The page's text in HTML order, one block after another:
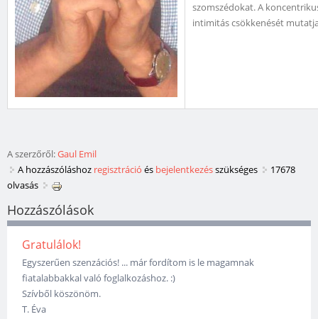
szomszédokat. A
intimitás csökkenését
A szerzőről:Gaul Emil
A hozzászóláshoz regisztráció és bejelentkezésszükséges
17678
olvasás
Hozzászólások
Gratulálok!
Egyszerűen szenzációs! ... már fordítom is le magamnak
fiatalabbakkal való foglalkozáshoz. :)
Szívből köszönöm.
T. Éva